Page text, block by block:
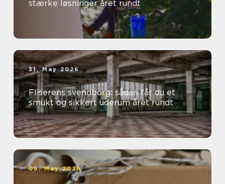
stærke løsninger året rundt
31. May 2026
Fliserens svendborg: sådan får du et
smukt og sikkert uderum året rundt
06. May 2026